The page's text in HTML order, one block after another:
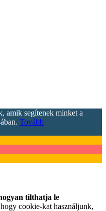
amik segítenek minket a
Tovább
tilthatja le
cookie-kat használjunk,